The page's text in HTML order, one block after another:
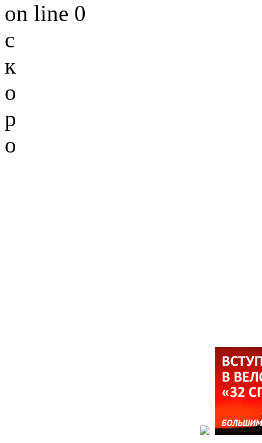
on line 0
с
к
о
р
о